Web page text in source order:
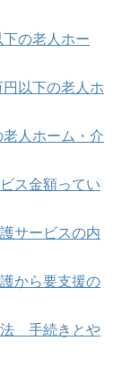
の老人ホー
以下の老人ホ
人ホーム・介
ス金額ってい
サービスの内
から要支援の
法 手続きとや